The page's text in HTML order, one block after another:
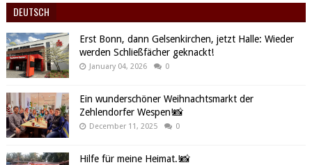
DEUTSCH
Erst Bonn, dann Gelsenkirchen, jetzt Halle: Wieder
werden Schließfächer geknackt!
January 04, 2026 0
Ein wunderschöner Weihnachtsmarkt der
Zehlendorfer Wespen!📸
December 11, 2025 0
Hilfe für meine Heimat.!📸